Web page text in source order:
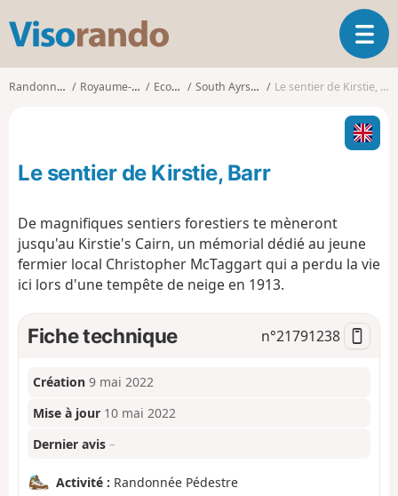
s
o
o
O
u
v
i
r
l
i
g
i
o
Randonnées Royaume-Uni Ecosse South Ayrshire Le sentier de Kirstie, Barr
Le sentier de Kirstie, Barr
De magnifiques sentiers forestiers te mèneront
jusqu'au Kirstie's Cairn, un mémorial dédié au jeune
fermier local Christopher McTaggart qui a perdu la vie
ici lors d'une tempête de neige en 1913.
Fiche technique n°21791238
Création 9 mai 2022
Mise à jour 10 mai 2022
Dernier avis –
Activité : Randonnée Pédestre